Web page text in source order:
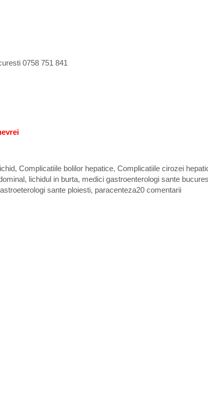
0758 751 841
, Complicatiile bolilor hepatice, Complicatiile cirozei
, lichidul in burta, medici gastroenterologi sante
sante ploiesti, paracenteza20 comentarii